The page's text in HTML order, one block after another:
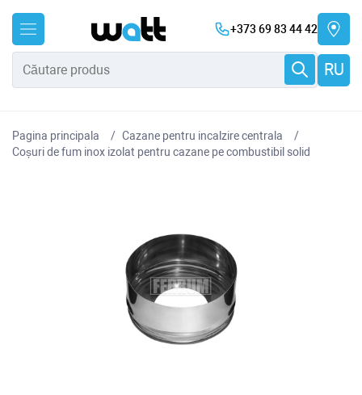
+373 69 83 44 42
RU
Pagina principala
Cazane pentru incalzire centrala
Coșuri de fum inox izolat pentru cazane pe combustibil solid